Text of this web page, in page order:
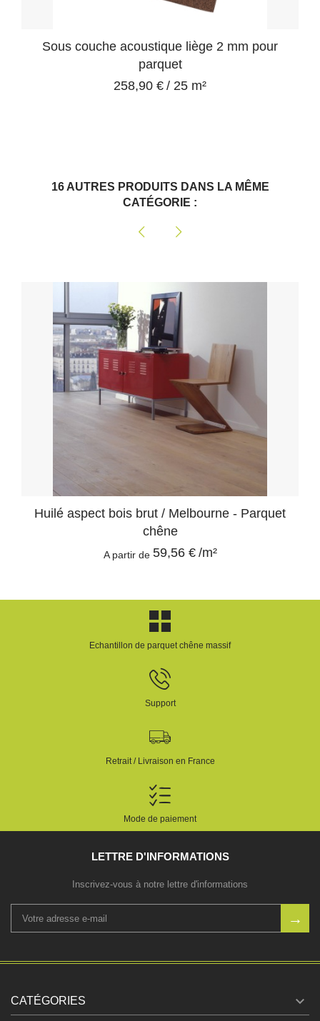
Sous couche acoustique liège 2 mm pour
parquet
258,90 € / 25 m²
16 AUTRES PRODUITS DANS LA MÊME
CATÉGORIE :
Huilé aspect bois brut / Melbourne - Parquet
chêne
A partir de 59,56 € /m²
Echantillon de parquet chêne massif
Support
Retrait / Livraison en France
Mode de paiement
LETTRE D'INFORMATIONS
Inscrivez-vous à notre lettre d'informations
CATÉGORIES 